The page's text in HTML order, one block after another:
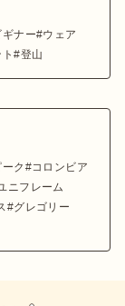
ギナー
ウェア
ト 登山
ク
コロンビア
ニフレーム
グレゴリー